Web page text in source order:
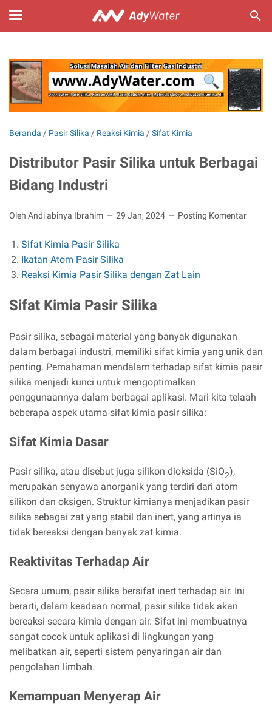
Beranda / Pasir Silika / Reaksi Kimia /Sifat Kimia
Distributor Pasir Silika untuk Berbagai
Bidang Industri
Oleh Andi abinya Ibrahim 29 Jan, 2024 Posting Komentar
Sifat Kimia Pasir Silika
Ikatan Atom Pasir Silika
Reaksi Kimia Pasir Silika dengan Zat Lain
Sifat Kimia Pasir Silika
Pasir silika, sebagai material yang banyak digunakan
dalam berbagai industri, memiliki sifat kimia yang unik dan
penting. Pemahaman mendalam terhadap sifat kimia pasir
silika menjadi kunci untuk mengoptimalkan
penggunaannya dalam berbagai aplikasi. Mari kita telaah
beberapa aspek utama sifat kimia pasir silika:
Sifat Kimia Dasar
Pasir silika, atau disebut juga silikon dioksida (SiO2),
merupakan senyawa anorganik yang terdiri dari atom
silikon dan oksigen. Struktur kimianya menjadikan pasir
silika sebagai zat yang stabil dan inert, yang artinya ia
tidak bereaksi dengan banyak zat kimia.
Reaktivitas Terhadap Air
Secara umum, pasir silika bersifat inert terhadap air. Ini
berarti, dalam keadaan normal, pasir silika tidak akan
bereaksi secara kimia dengan air. Sifat ini membuatnya
sangat cocok untuk aplikasi di lingkungan yang
melibatkan air, seperti sistem penyaringan air dan
pengolahan limbah.
Kemampuan Menyerap Air